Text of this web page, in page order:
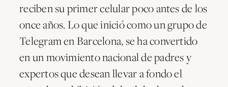
reciben su primer celular poco antes de los
once años. Lo que inició como un grupo de
Telegram en Barcelona, se ha convertido
en un movimiento nacional de padres y
expertos que desean llevar a fondo el